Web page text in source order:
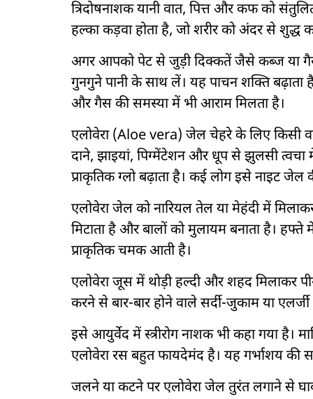
त्रिदोषनाशक यानी वात, पित्त और कफ को
हल्का कड़वा होता है, जो शरीर को अंदर से शुद्ध
अगर आपको पेट से जुड़ी दिक्कतें जैसे कब्ज या
गुनगुने पानी के साथ लें। यह पाचन शक्ति
और गैस की समस्या में भी आराम मिलता है।
एलोवेरा (Aloe vera) जेल चेहरे के लिए किसी
दाने, झाइयां, पिग्मेंटेशन और धूप से झुलसी त्वचा
प्राकृतिक ग्लो बढ़ाता है। कई लोग इसे नाइट
एलोवेरा जेल को नारियल तेल या मेहंदी में
मिटाता है और बालों को मुलायम बनाता है।
प्राकृतिक चमक आती है।
एलोवेरा जूस में थोड़ी हल्दी और शहद मिलाकर
करने से बार-बार होने वाले सर्दी-जुकाम या
इसे आयुर्वेद में स्त्रीरोग नाशक भी कहा गया है।
एलोवेरा रस बहुत फायदेमंद है। यह गर्भाशय
जलने या कटने पर एलोवेरा जेल तुरंत लगाने से